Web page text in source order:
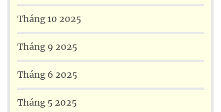
Tháng 10 2025
Tháng 9 2025
Tháng 6 2025
Tháng 5 2025